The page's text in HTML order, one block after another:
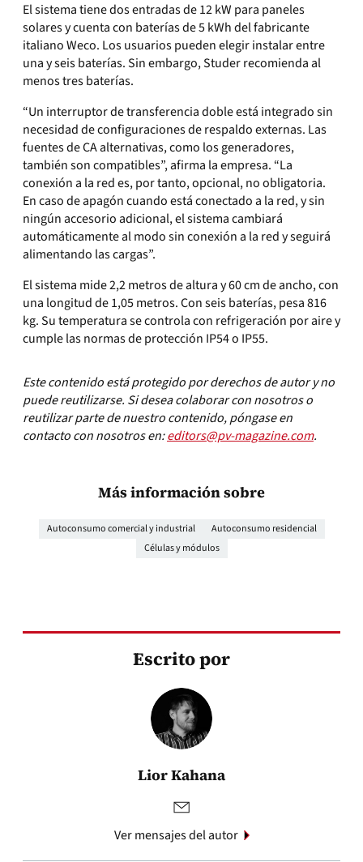
El sistema tiene dos entradas de 12 kW para paneles
solares y cuenta con baterías de 5 kWh del fabricante
italiano Weco. Los usuarios pueden elegir instalar entre
una y seis baterías. Sin embargo, Studer recomienda al
menos tres baterías.
“Un interruptor de transferencia doble está integrado sin
necesidad de configuraciones de respaldo externas. Las
fuentes de CA alternativas, como los generadores,
también son compatibles”, afirma la empresa. “La
conexión a la red es, por tanto, opcional, no obligatoria.
En caso de apagón cuando está conectado a la red, y sin
ningún accesorio adicional, el sistema cambiará
automáticamente al modo sin conexión a la red y seguirá
alimentando las cargas”.
El sistema mide 2,2 metros de altura y 60 cm de ancho, con
una longitud de 1,05 metros. Con seis baterías, pesa 816
kg. Su temperatura se controla con refrigeración por aire y
cumple las normas de protección IP54 o IP55.
Este contenido está protegido por derechos de autor y no
puede reutilizarse. Si desea colaborar con nosotros o
reutilizar parte de nuestro contenido, póngase en
contacto con nosotros en:editors@pv-magazine.com.
Más información sobre
Autoconsumo comercial y industrial
Autoconsumo residencial
Células y módulos
Escrito por
Lior Kahana
Ver mensajes del autor